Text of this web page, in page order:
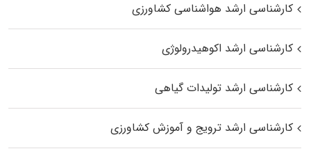
کارشناسی ارشد هواشناسی کشاورزی
کارشناسی ارشد اکوهیدرولوژی
کارشناسی ارشد تولیدات گیاهی
کارشناسی ارشد ترویج و آموزش کشاورزی